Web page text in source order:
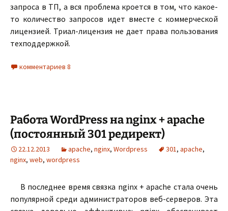
запроса в ТП, а вся проблема кроется в том, что какое-
то количество запросов идет вместе с коммерческой
лицензией. Триал-лицензия не дает права пользования
техподдержкой.
комментариев 8
Работа WordPress на nginx + apache
(постоянный 301 редирект)
22.12.2013 apache, nginx, Wordpress 301, apache,
nginx, web, wordpress
В последнее время связка nginx + apache стала очень
популярной среди администраторов веб-серверов. Эта